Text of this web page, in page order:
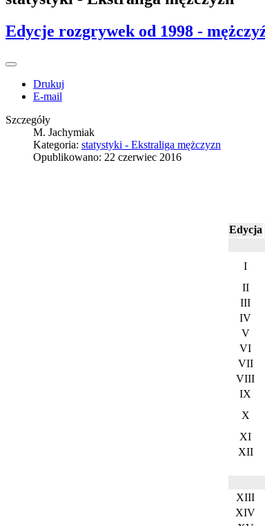
Edycje rozgrywek od 1998 -
Drukuj
E-mail
Szczegóły
M. Jachymiak
Kategoria: statystyki - Ekstraliga mężczyzn
Opublikowano: 22 czerwiec 2016
Edycja
I
II
III
IV
V
VI
VII
VIII
IX
X
XI
XII
XIII
XIV